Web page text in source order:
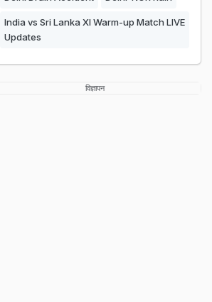
India vs Sri Lanka XI Warm-up Match LIVE
Updates
विज्ञापन